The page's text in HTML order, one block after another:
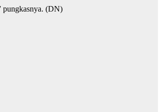
pungkasnya. (DN)